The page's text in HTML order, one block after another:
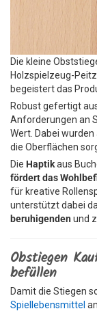
Die kleine
Holzspielzeug-
begeistert das
Robust gefertigt
Anforderungen an
Wert. Dabei
die Oberflächen
Die Haptikaus
fördert das
für kreative
unterstützt dabei
beruhigenden und
Obstiegen
befüllen
Damit die Stiegen
Spiellebensmittel